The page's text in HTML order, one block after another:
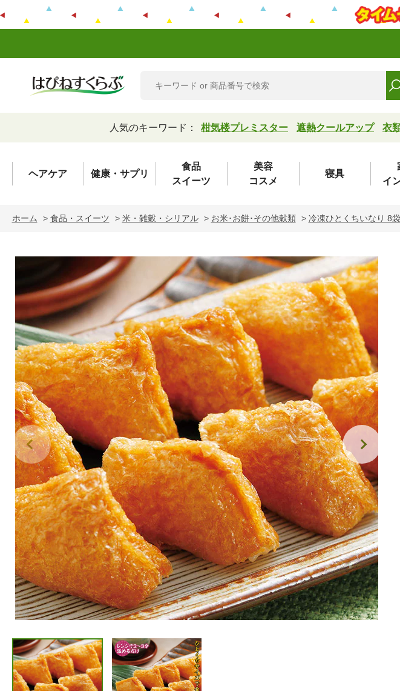
人気のキーワード： 柑気楼プレミスター 遮熱クールアップ 衣
ヘアケア 健康・サプリ
食品
スイーツ
美容
コスメ
寝具
イ
ホーム > 食品・スイーツ > 米・雑穀・シリアル > お米･お餅･その他穀類 > 冷凍ひとくちいなり 8